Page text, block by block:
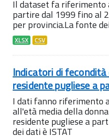
Il dataset fa riferimento
partire dal 1999 fino al
per provincia.La fonte
XLSX CSV
Indicatori di
residente pugliese a
I dati fanno riferimento
all'età media della
residente pugliese a
dei dati è ISTAT